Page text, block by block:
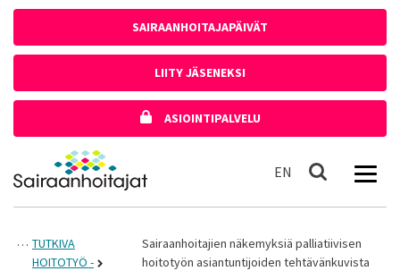
SAIRAANHOITAJAPÄIVÄT
LIITY JÄSENEKSI
ASIOINTIPALVELU
Etusivulle
EN In English
Haku
TUTKIVA
HOITOTYÖ -
Sairaanhoitajien näkemyksiä palliatiivisen
hoitotyön asiantuntijoiden tehtävänkuvista